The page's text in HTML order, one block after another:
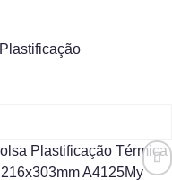
Plastificação